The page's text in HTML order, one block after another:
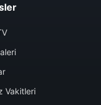
Vakitleri